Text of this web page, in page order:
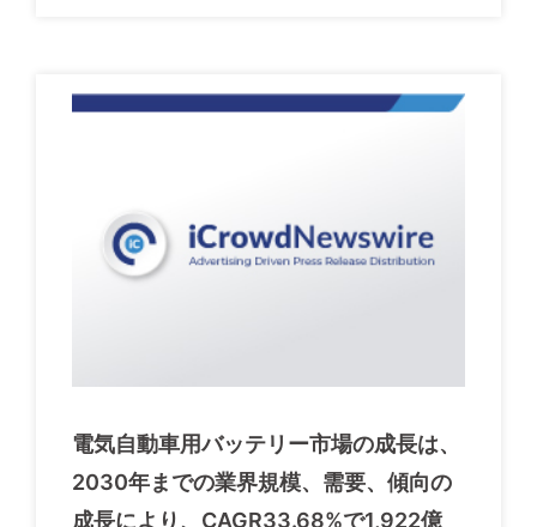
電気自動車用バッテリー市場の成長は、
2030年までの業界規模、需要、傾向の
成長により、CAGR33.68%で1,922億